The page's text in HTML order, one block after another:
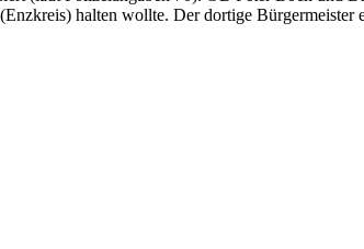
halten wollte. Der dortige Bürgermeister